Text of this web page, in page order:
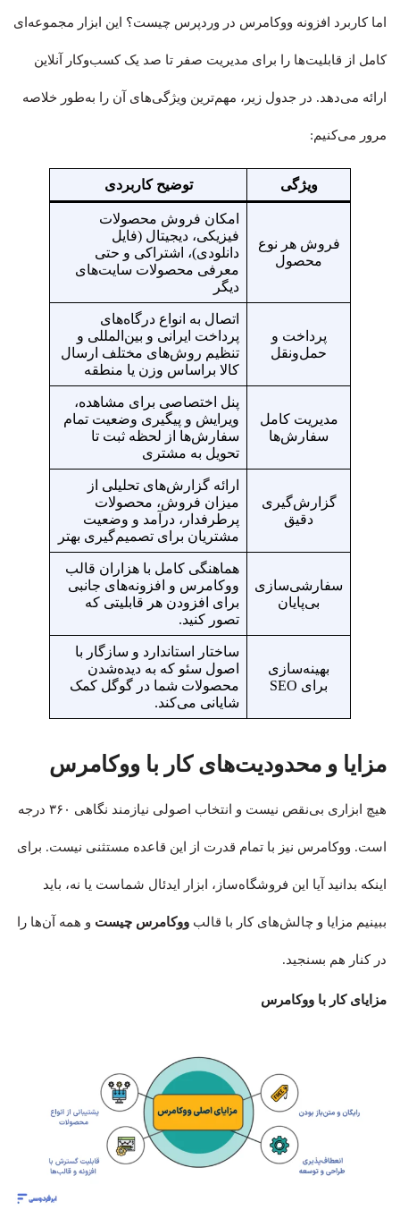
اما کاربرد افزونه ووکامرس در وردپرس چیست؟ این ابزار مجموعه‌ای
کامل از قابلیت‌ها را برای مدیریت صفر تا صد یک کسب‌وکار آنلاین
ارائه می‌دهد. در جدول زیر، مهم‌ترین ویژگی‌های آن را به‌طور خلاصه
مرور می‌کنیم:
ویژگی توضیح کاربردی
فروش هر نوع
محصول
امکان فروش محصولات
فیزیکی، دیجیتال (فایل
دانلودی)، اشتراکی و حتی
معرفی محصولات سایت‌های
دیگر
پرداخت و
حمل‌ونقل
اتصال به انواع درگاه‌های
پرداخت ایرانی و بین‌المللی و
تنظیم روش‌های مختلف ارسال
کالا براساس وزن یا منطقه
مدیریت کامل
سفارش‌ها
پنل اختصاصی برای مشاهده،
ویرایش و پیگیری وضعیت تمام
سفارش‌ها از لحظه ثبت تا
تحویل به مشتری
گزارش‌گیری
دقیق
ارائه گزارش‌های تحلیلی از
میزان فروش، محصولات
پرطرفدار، درآمد و وضعیت
مشتریان برای تصمیم‌گیری بهتر
سفارشی‌سازی
بی‌پایان
هماهنگی کامل با هزاران قالب
ووکامرس و افزونه‌های جانبی
برای افزودن هر قابلیتی که
تصور کنید.
بهینه‌سازی
برای SEO
ساختار استاندارد و سازگار با
اصول سئو که به دیده‌شدن
محصولات شما در گوگل کمک
شایانی می‌کند.
مزایا و محدودیت‌های کار با ووکامرس
هیچ ابزاری بی‌نقص نیست و انتخاب اصولی نیازمند نگاهی ۳۶۰ درجه
است. ووکامرس نیز با تمام قدرت از این قاعده مستثنی نیست. برای
اینکه بدانید آیا این فروشگاه‌ساز، ابزار ایدئال شماست یا نه، باید
ببینیم مزایا و چالش‌های کار با قالب ووکامرس چیست و همه آن‌ها را
در کنار هم بسنجید.
مزایای کار با ووکامرس